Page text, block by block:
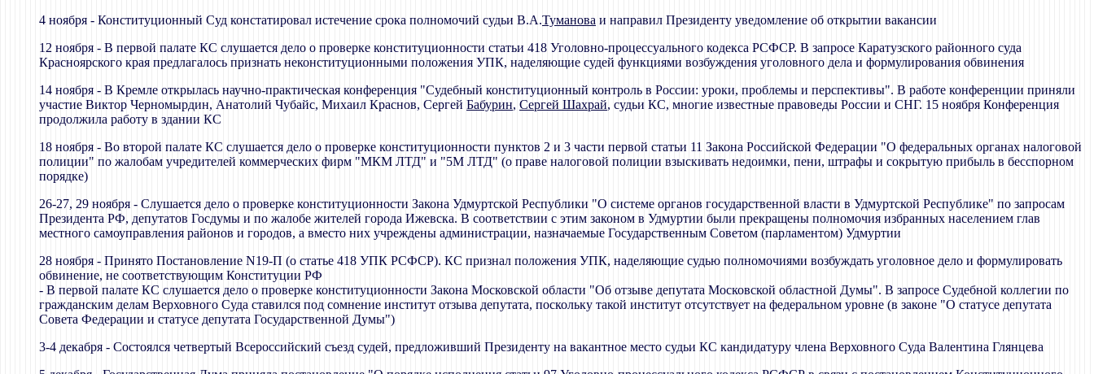
4 ноября - Конституционный Суд констатировал истечение срока полномочий судьи В.А.Туманова и направил Президенту уведомление об открытии вакансии
12 ноября - В первой палате КС слушается дело о проверке конституционности статьи 418 Уголовно-процессуального кодекса РСФСР. В запросе Каратузского районного суда
Красноярского края предлагалось признать неконституционными положения УПК, наделяющие судей функциями возбуждения уголовного дела и формулирования обвинения
14 ноября - В Кремле открылась научно-практическая конференция "Судебный конституционный контроль в России: уроки, проблемы и перспективы". В работе конференции приняли
участие Виктор Черномырдин, Анатолий Чубайс, Михаил Краснов, Сергей Бабурин, Сергей Шахрай, судьи КС, многие известные правоведы России и СНГ. 15 ноября Конференция
продолжила работу в здании КС
18 ноября - Во второй палате КС слушается дело о проверке конституционности пунктов 2 и 3 части первой статьи 11 Закона Российской Федерации "О федеральных органах налоговой
полиции" по жалобам учредителей коммерческих фирм "МКМ ЛТД" и "5М ЛТД" (о праве налоговой полиции взыскивать недоимки, пени, штрафы и сокрытую прибыль в бесспорном
порядке)
26-27, 29 ноября - Слушается дело о проверке конституционности Закона Удмуртской Республики "О системе органов государственной власти в Удмуртской Республике" по запросам
Президента РФ, депутатов Госдумы и по жалобе жителей города Ижевска. В соответствии с этим законом в Удмуртии были прекращены полномочия избранных населением глав
местного самоуправления районов и городов, а вместо них учреждены администрации, назначаемые Государственным Советом (парламентом) Удмуртии
28 ноября - Принято Постановление N19-П (о статье 418 УПК РСФСР). КС признал положения УПК, наделяющие судью полномочиями возбуждать уголовное дело и формулировать
обвинение, не соответствующим Конституции РФ
- В первой палате КС слушается дело о проверке конституционности Закона Московской области "Об отзыве депутата Московской областной Думы". В запросе Судебной коллегии по
гражданским делам Верховного Суда ставился под сомнение институт отзыва депутата, поскольку такой институт отсутствует на федеральном уровне (в законе "О статусе депутата
Совета Федерации и статусе депутата Государственной Думы")
3-4 декабря - Состоялся четвертый Всероссийский съезд судей, предложивший Президенту на вакантное место судьи КС кандидатуру члена Верховного Суда Валентина Глянцева